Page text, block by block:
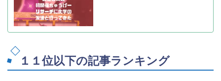
１１位以下の記事ランキング